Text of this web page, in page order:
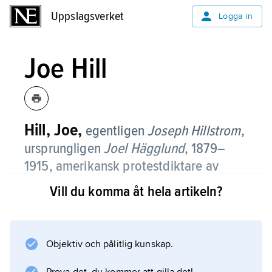
Uppslagsverket Logga in
Joe Hill
Hill, Joe, egentligenJoseph Hillstrom,
ursprungligenJoel Hägglund,1879–
1915, amerikansk protestdiktare av
svenskt ursprung.
På vaga indicier dömdes han till döden för
Vill du komma åt hela artikeln?
Objektiv och pålitlig kunskap.